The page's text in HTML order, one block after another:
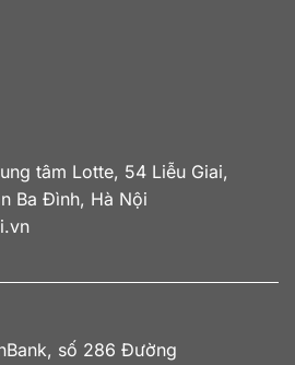
tâm Lotte, 54 Liễu Giai,
Ba Đình, Hà Nội
số 286 Đường